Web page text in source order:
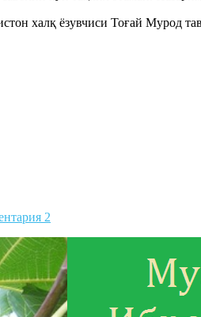
халқ ёзувчиси Тоғай Мурод
2